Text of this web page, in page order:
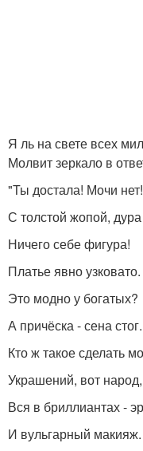
Я ль на свете всех
Молвит зеркало в
"Ты достала! Мочи нет!
С толстой жопой,
Ничего себе фигура!
Платье явно узковато.
Это модно у богатых?
А причёска - сена стог.
Кто ж такое сделать
Украшений, вот
Вся в бриллиантах -
И вульгарный макияж.